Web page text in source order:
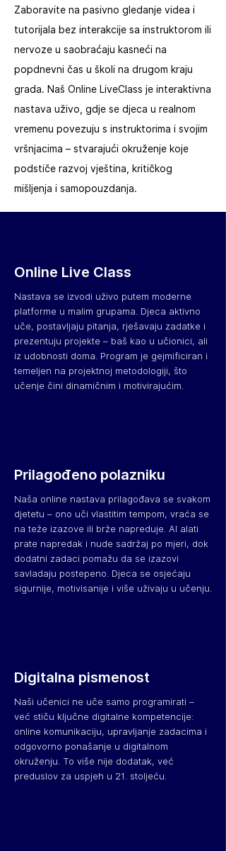
Zaboravite na pasivno gledanje videa i
tutorijala bez interakcije sa instruktorom ili
nervoze u saobraćaju kasneći na
popdnevni čas u školi na drugom kraju
grada. Naš Online LiveClass je interaktivna
nastava uživo, gdje se djeca u realnom
vremenu povezuju s instruktorima i svojim
vršnjacima – stvarajući okruženje koje
podstiče razvoj vještina, kritičkog
mišljenja i samopouzdanja.
Online Live Class
Nastava se izvodi uživo putem moderne
platforme u malim grupama. Djeca aktivno
uče, postavljaju pitanja, rješavaju zadatke i
prezentuju projekte – baš kao u učionici, ali
iz udobnosti doma. Program je gejmificiran i
temeljen na projektnoj metodologiji, što
učenje čini dinamičnim i motivirajućim.
Prilagođeno polazniku
Naša online nastava prilagođava se svakom
djetetu – ono uči vlastitim tempom, vraća se
na teže izazove ili brže napreduje. AI alati
prate napredak i nude sadržaj po mjeri, dok
dodatni zadaci pomažu da se izazovi
savladaju postepeno. Djeca se osjećaju
sigurnije, motivisanije i više uživaju u učenju.
Digitalna pismenost
Naši učenici ne uče samo programirati –
već stiču ključne digitalne kompetencije:
online komunikaciju, upravljanje zadacima i
odgovorno ponašanje u digitalnom
okruženju. To više nije dodatak, već
preduslov za uspjeh u 21. stoljeću.